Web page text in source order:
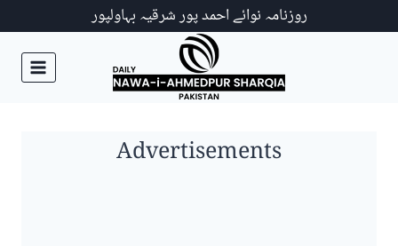
روزنامہ نوائے احمد پور شرقیہ بہاولپور
Advertisements